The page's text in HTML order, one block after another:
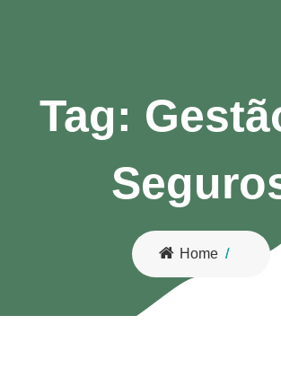
Tag:
Home